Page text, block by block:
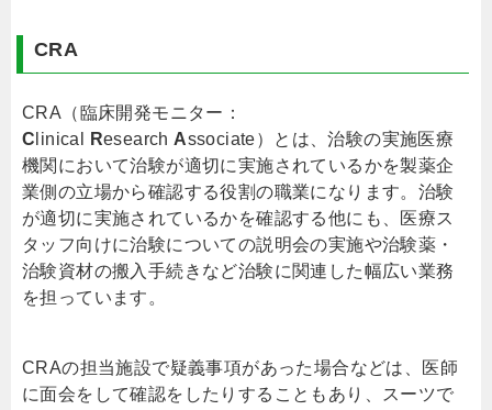
CRA
CRA（臨床開発モニター：
C linical Research Associate）とは、治験の実施医療
機関において治験が適切に実施されているかを製薬企
業側の立場から確認する役割の職業になります。治験
が適切に実施されているかを確認する他にも、医療ス
タッフ向けに治験についての説明会の実施や治験薬・
治験資材の搬入手続きなど治験に関連した幅広い業務
を担っています。
CRAの担当施設で疑義事項があった場合などは、医師
に面会をして確認をしたりすることもあり、スーツで